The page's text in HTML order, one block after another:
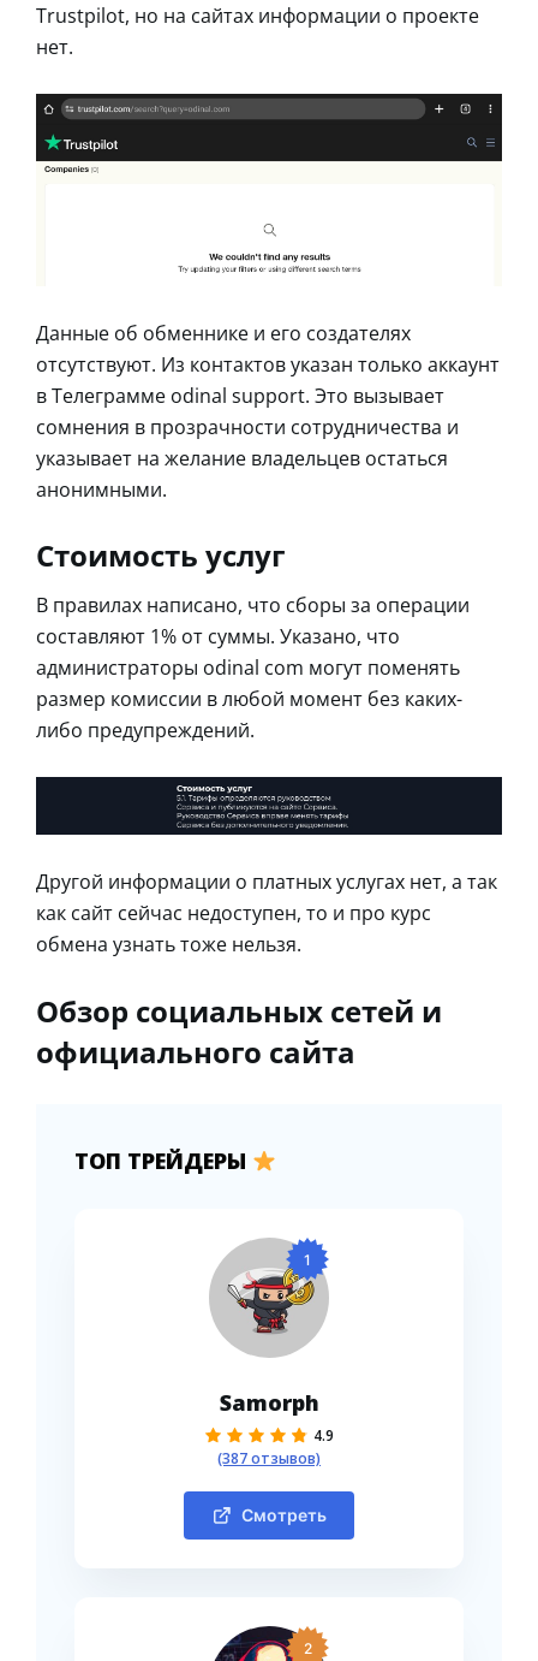
Trustpilot, но на сайтах информации о проекте
нет.
Данные об обменнике и его создателях
отсутствуют. Из контактов указан только аккаунт
в Телеграмме odinal support. Это вызывает
сомнения в прозрачности сотрудничества и
указывает на желание владельцев остаться
анонимными.
Стоимость услуг
В правилах написано, что сборы за операции
составляют 1% от суммы. Указано, что
администраторы odinal com могут поменять
размер комиссии в любой момент без каких-
либо предупреждений.
Другой информации о платных услугах нет, а так
как сайт сейчас недоступен, то и про курс
обмена узнать тоже нельзя.
Обзор социальных сетей и
официального сайта
ТОП ТРЕЙДЕРЫ
1
Samorph
4.9
(387 отзывов)
Смотреть
2